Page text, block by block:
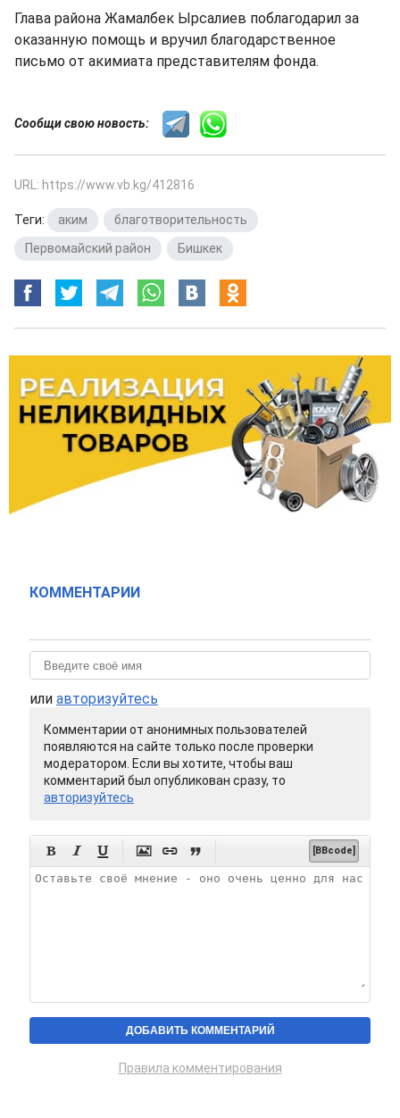
Глава района Жамалбек Ырсалиев поблагодарил за
оказанную помощь и вручил благодарственное
письмо от акимиата представителям фонда.
Сообщи свою новость:
URL: https://www.vb.kg/412816
Теги: аким благотворительность
Первомайский район
Бишкек
КОММЕНТАРИИ
или авторизуйтесь
Комментарии от анонимных пользователей
появляются на сайте только после проверки
модератором. Если вы хотите, чтобы ваш
комментарий был опубликован сразу, то
авторизуйтесь
      [BBcode]
Правила комментирования